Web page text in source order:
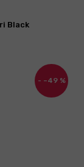
–49 %
Black